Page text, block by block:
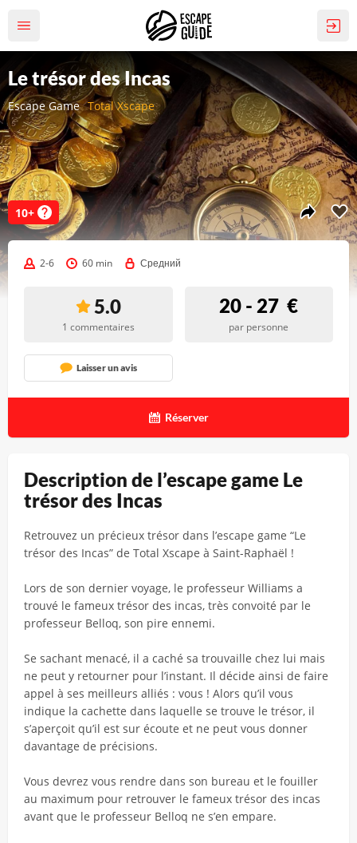
Escape Game Total Xscape
Le trésor des Incas
10+
Description de l’escape game Le
trésor des Incas
Retrouvez un précieux trésor dans l’escape game “Le
trésor des Incas” de Total Xscape à Saint-Raphaël !
Lors de son dernier voyage, le professeur Williams a
trouvé le fameux trésor des incas, très convoité par le
professeur Belloq, son pire ennemi.
Se sachant menacé, il a caché sa trouvaille chez lui mais
ne peut y retourner pour l’instant. Il décide ainsi de faire
appel à ses meilleurs alliés : vous ! Alors qu’il vous
indique la cachette dans laquelle se trouve le trésor, il
s’aperçoit qu’il est sur écoute et ne peut vous donner
davantage de précisions.
Vous devrez vous rendre dans son bureau et le fouiller
au maximum pour retrouver le fameux trésor des incas
avant que le professeur Belloq ne s’en empare.
2-6 60 min Средний
5.0
1 commentaires
20 - 27 €
par personne
Laisser un avis
Réserver